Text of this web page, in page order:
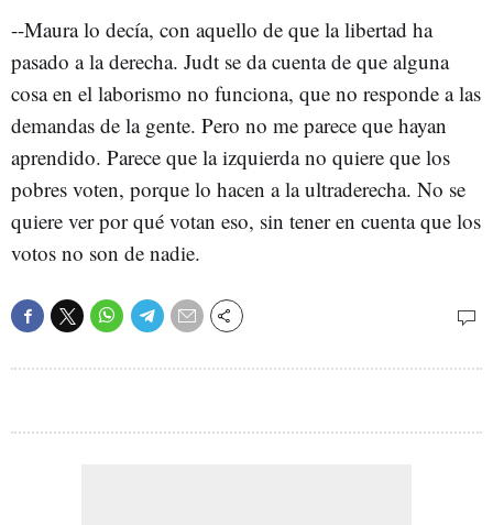
--Maura lo decía, con aquello de que la libertad ha
pasado a la derecha. Judt se da cuenta de que alguna
cosa en el laborismo no funciona, que no responde a las
demandas de la gente. Pero no me parece que hayan
aprendido. Parece que la izquierda no quiere que los
pobres voten, porque lo hacen a la ultraderecha. No se
quiere ver por qué votan eso, sin tener en cuenta que los
votos no son de nadie.